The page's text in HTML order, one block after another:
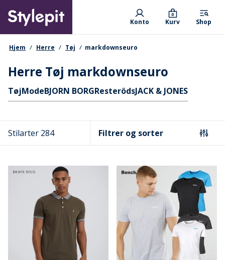
main
content
Primary departments
Konto Kurv
0
Shop
navigationssti
Hjem Herre Tøj markdownseuro
Herre Tøj markdownseuro
Hurtige links
TøjModeBJORN BORGResterödsJACK & JONES
Stilarter 284 Filtrer og sorter